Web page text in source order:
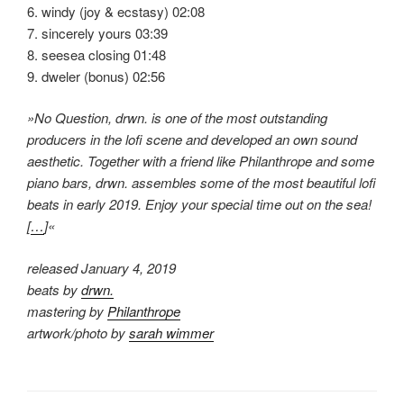
6. windy (joy & ecstasy) 02:08
7. sincerely yours 03:39
8. seesea closing 01:48
9. dweler (bonus) 02:56
»No Question, drwn. is one of the most outstanding
producers in the lofi scene and developed an own sound
aesthetic. Together with a friend like Philanthrope and some
piano bars, drwn. assembles some of the most beautiful lofi
beats in early 2019. Enjoy your special time out on the sea!
[…]«
released January 4, 2019
beats bydrwn.
mastering by Philanthrope
artwork/photo bysarah wimmer